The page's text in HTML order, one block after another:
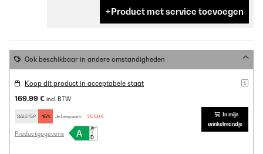
Product met service toevoegen
Ook beschikbaar in andere omstandigheden
Koop dit product in acceptabele staat
169,99 € incl. BTW
SALE15P -15% Je bespaart: 25,50 €
Productgegevens
In mijn
winkelmandje